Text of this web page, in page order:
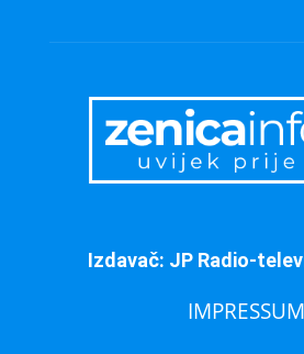
Izdavač: JP Radio-
IMPRESSUM